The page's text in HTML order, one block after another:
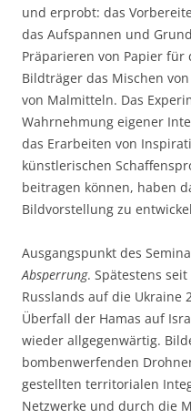
und erprobt: das
das Aufspannen und
Präparieren von Papier
Bildträger das Mischen
von Malmitteln. Das
Wahrnehmung eigener
das Erarbeiten von
künstlerischen
beitragen können, haben
Bildvorstellung zu
Ausgangspunkt des
Absperrung. Spätestens
Russlands auf die Ukraine
Überfall der Hamas auf
wieder allgegenwärtig.
bombenwerfenden
gestellten territorialen
Netzwerke und durch die